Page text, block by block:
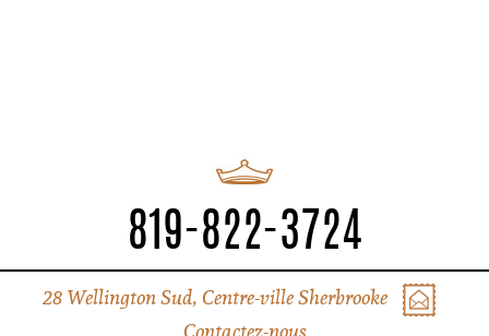
819-822-3724
28 Wellington Sud, Centre-ville Sherbrooke
Contactez-nous